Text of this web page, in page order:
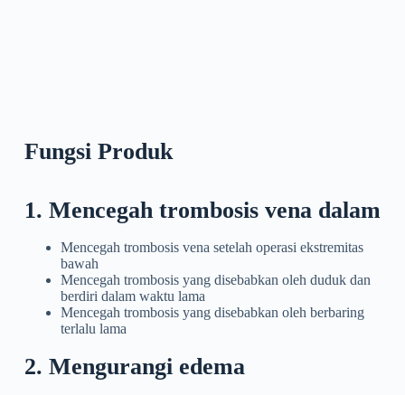
Fungsi Produk
1. Mencegah trombosis vena dalam
Mencegah trombosis vena setelah operasi ekstremitas
bawah
Mencegah trombosis yang disebabkan oleh duduk dan
berdiri dalam waktu lama
Mencegah trombosis yang disebabkan oleh berbaring
terlalu lama
2. Mengurangi edema